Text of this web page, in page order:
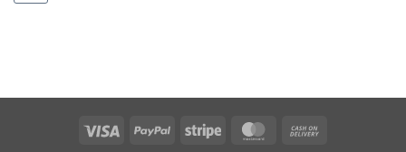
Visa PayPal Stripe MasterCard